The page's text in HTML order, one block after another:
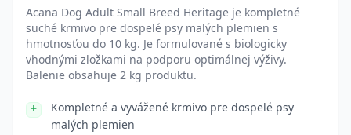
Acana Dog Adult Small Breed Heritage je kompletné
suché krmivo pre dospelé psy malých plemien s
hmotnosťou do 10 kg. Je formulované s biologicky
vhodnými zložkami na podporu optimálnej výživy.
Balenie obsahuje 2 kg produktu.
Kompletné a vyvážené krmivo pre dospelé psy
malých plemien